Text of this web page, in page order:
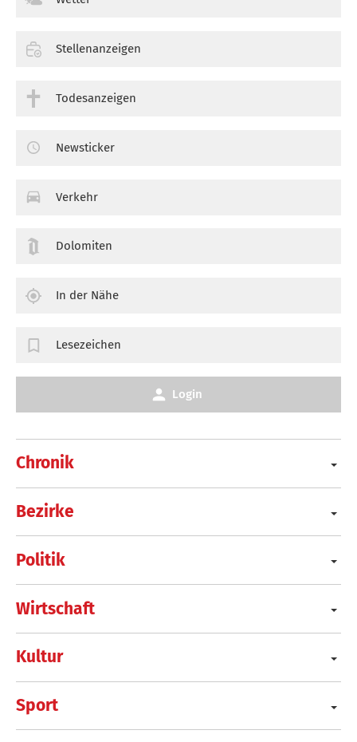
Chronik
Bezirke
Politik
Wirtschaft
Kultur
Sport
Stellenanzeigen
Todesanzeigen
Newsticker
Verkehr
Dolomiten
In der Nähe
Lesezeichen
Login